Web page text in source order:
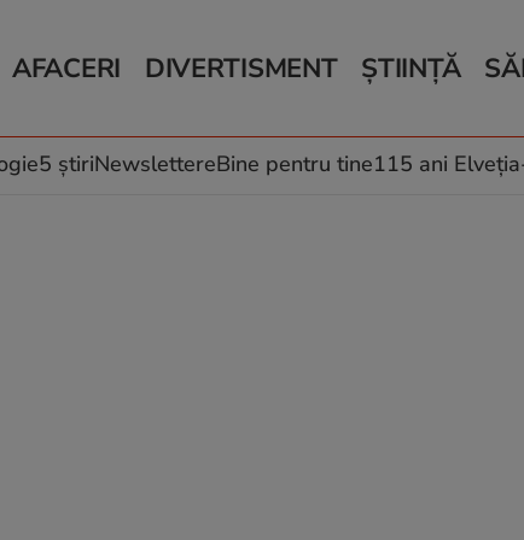
AFACERI
Auto
Locuri de muncă
DIVERTISMENT
Horoscop
Muzică și Filme
ȘTIINȚĂ
Schimbări
5 știriNewslettereBine pentru tine115 ani